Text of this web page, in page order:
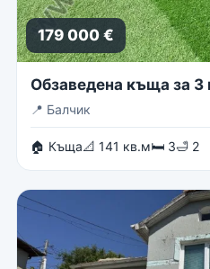
179 000 €
Обзаведена къща за 3
📍 Балчик
🏠 Къща📐 141 кв.м🛏 3🛁 2